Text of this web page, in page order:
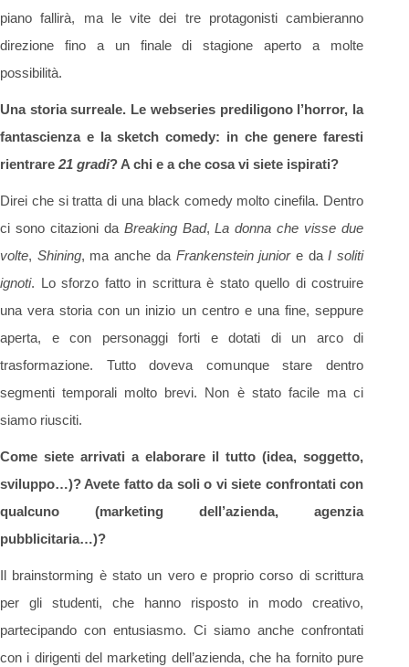
piano fallirà, ma le vite dei tre protagonisti cambieranno
direzione fino a un finale di stagione aperto a molte
possibilità.
Una storia surreale. Le webseries prediligono l’horror, la
fantascienza e la sketch comedy: in che genere faresti
rientrare 21 gradi? A chi e a che cosa vi siete ispirati?
Direi che si tratta di una black comedy molto cinefila. Dentro
ci sono citazioni da Breaking Bad,La donna che visse due
volte, Shining, ma anche da Frankenstein juniore daI soliti
ignoti. Lo sforzo fatto in scrittura è stato quello di costruire
una vera storia con un inizio un centro e una fine, seppure
aperta, e con personaggi forti e dotati di un arco di
trasformazione. Tutto doveva comunque stare dentro
segmenti temporali molto brevi. Non è stato facile ma ci
siamo riusciti.
Come siete arrivati a elaborare il tutto (idea, soggetto,
sviluppo…)? Avete fatto da soli o vi siete confrontati con
qualcuno (marketing dell’azienda, agenzia
pubblicitaria…)?
Il brainstorming è stato un vero e proprio corso di scrittura
per gli studenti, che hanno risposto in modo creativo,
partecipando con entusiasmo. Ci siamo anche confrontati
con i dirigenti del marketing dell’azienda, che ha fornito pure